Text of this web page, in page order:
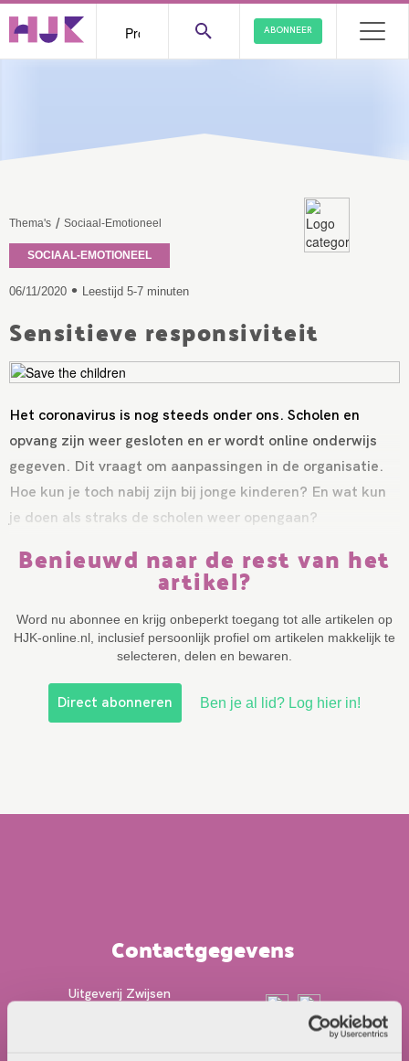
ABONNEER
Thema's / Sociaal-Emotioneel
SOCIAAL-EMOTIONEEL
06/11/2020 • Leestijd 5-7 minuten
Sensitieve responsiviteit
Het coronavirus is nog steeds onder ons. Scholen en
opvang zijn weer gesloten en er wordt online onderwijs
gegeven. Dit vraagt om aanpassingen in de organisatie.
Hoe kun je toch nabij zijn bij jonge kinderen? En wat kun
je doen als straks de scholen weer opengaan?
Benieuwd naar de rest van het
artikel?
Word nu abonnee en krijg onbeperkt toegang tot alle artikelen op
HJK-online.nl, inclusief persoonlijk profiel om artikelen makkelijk te
selecteren, delen en bewaren.
Direct abonneren Ben je al lid? Log hier in!
Contactgegevens
Uitgeverij Zwijsen